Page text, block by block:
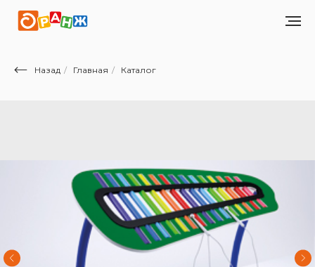
Назад / Главная / Каталог